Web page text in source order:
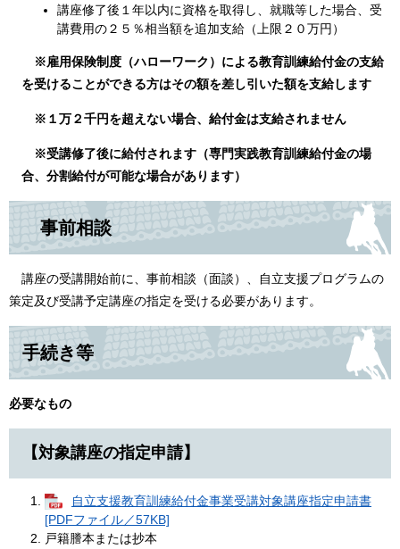
講座修了後１年以内に資格を取得し、就職等した場合、受
講費用の２５％相当額を追加支給（上限２０万円）
※雇用保険制度（ハローワーク）による教育訓練給付金の支給
を受けることができる方はその額を差し引いた額を支給します
※１万２千円を超えない場合、給付金は支給されません
※受講修了後に給付されます（専門実践教育訓練給付金の場
合、分割給付が可能な場合があります）
事前相談
講座の受講開始前に、事前相談（面談）、自立支援プログラムの
策定及び受講予定講座の指定を受ける必要があります。​
手続き等
必要なもの
【対象講座の指定申請】
自立支援教育訓練給付金事業受講対象講座指定申請書
[PDFファイル／57KB]
戸籍謄本または抄本